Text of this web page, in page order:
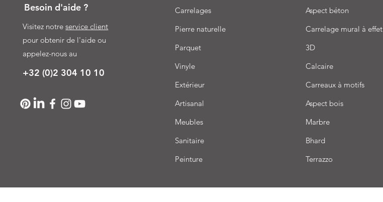
Besoin d'aide ?
Visitez notreservice client
pour obtenir de l'aide ou
appelez-nous au
+32 (0)2 304 10 10
Carrelages
Pierre naturelle
Parquet
Vinyle
Extérieur
Artisanal
Meubles
Sanitaire
Peinture
Aspect béton
Carrelage mural à effet
3D
Calcaire
Carreaux à motifs
Aspect bois
Marbre
Bhard
Terrazzo